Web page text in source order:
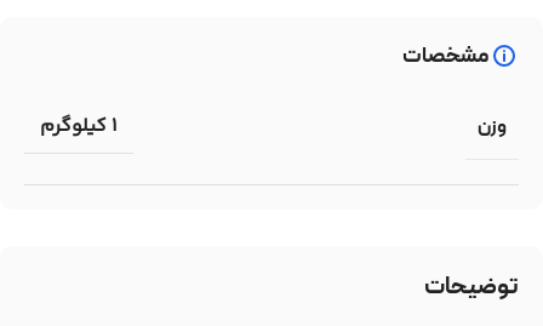
توضیحات
مشخصات
وزن 1 کیلوگرم